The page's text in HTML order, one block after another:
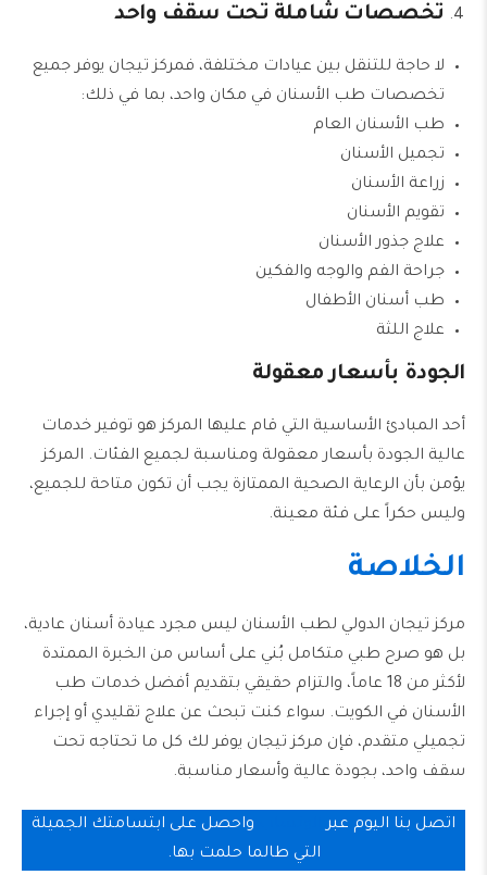
تخصصات شاملة تحت سقف واحد
لا حاجة للتنقل بين عيادات مختلفة، فمركز تيجان يوفر جميع
تخصصات طب الأسنان في مكان واحد، بما في ذلك:
طب الأسنان العام
تجميل الأسنان
زراعة الأسنان
تقويم الأسنان
علاج جذور الأسنان
جراحة الفم والوجه والفكين
طب أسنان الأطفال
علاج اللثة
الجودة بأسعار معقولة
أحد المبادئ الأساسية التي قام عليها المركز هو توفير خدمات
عالية الجودة بأسعار معقولة ومناسبة لجميع الفئات. المركز
يؤمن بأن الرعاية الصحية الممتازة يجب أن تكون متاحة للجميع،
وليس حكراً على فئة معينة.
الخلاصة
مركز تيجان الدولي لطب الأسنان ليس مجرد عيادة أسنان عادية،
بل هو صرح طبي متكامل بُني على أساس من الخبرة الممتدة
لأكثر من 18 عاماً، والتزام حقيقي بتقديم أفضل خدمات طب
الأسنان في الكويت. سواء كنت تبحث عن علاج تقليدي أو إجراء
تجميلي متقدم، فإن مركز تيجان يوفر لك كل ما تحتاجه تحت
سقف واحد، بجودة عالية وأسعار مناسبة.
اتصل بنا اليوم عبر
واحصل على ابتسامتك الجميلة
التي طالما حلمت بها.